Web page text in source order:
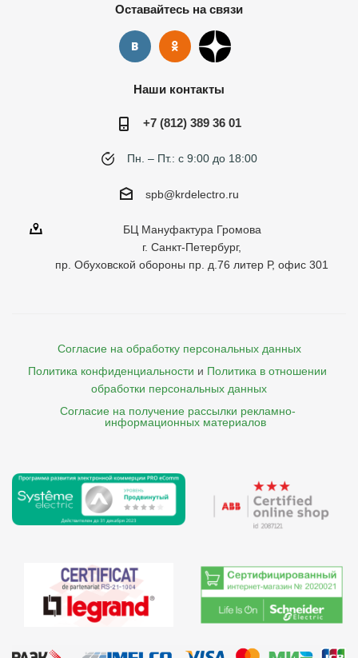
Оставайтесь на связи
Наши контакты
+7 (812) 389 36 01
Пн. – Пт.: с 9:00 до 18:00
spb@krdelectro.ru
БЦ Мануфактура Громова
г. Санкт-Петербург,
пр. Обуховской обороны пр. д.76 литер Р, офис 301
Согласие на обработку персональных данных
Политика конфиденциальности и Политика в отношении
обработки персональных данных
Согласие на получение рассылки рекламно-
    информационных материалов